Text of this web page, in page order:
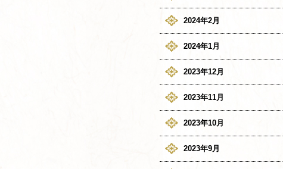
2024年2月
2024年1月
2023年12月
2023年11月
2023年10月
2023年9月